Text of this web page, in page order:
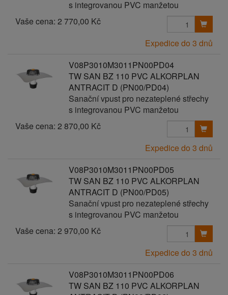
s integrovanou PVC manžetou
Vaše cena: 2 770,00 Kč
Expedice do 3 dnů
V08P3010M3011PN00PD04
TW SAN BZ 110 PVC ALKORPLAN
ANTRACIT D (PN00/PD04)
Sanační vpust pro nezateplené střechy
s integrovanou PVC manžetou
Vaše cena: 2 870,00 Kč
Expedice do 3 dnů
V08P3010M3011PN00PD05
TW SAN BZ 110 PVC ALKORPLAN
ANTRACIT D (PN00/PD05)
Sanační vpust pro nezateplené střechy
s integrovanou PVC manžetou
Vaše cena: 2 970,00 Kč
Expedice do 3 dnů
V08P3010M3011PN00PD06
TW SAN BZ 110 PVC ALKORPLAN